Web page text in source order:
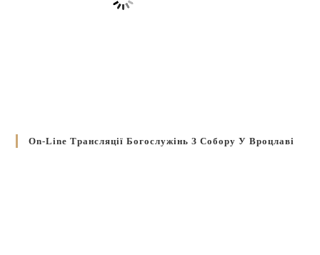
On-Line Трансляції Богослужінь З Собору У Вроцлаві